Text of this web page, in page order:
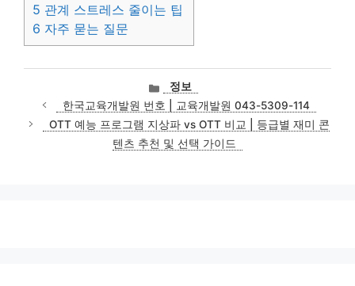
5 관계 스트레스 줄이는 팁
6 자주 묻는 질문
카
테
고
리
정보
한국교육개발원 번호 | 교육개발원 043-5309-114
OTT 예능 프로그램 지상파 vs OTT 비교 | 등급별 재미 콘
텐츠 추천 및 선택 가이드